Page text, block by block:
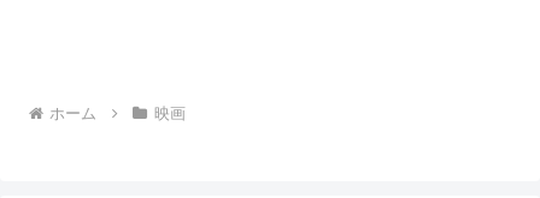
ホーム 映画